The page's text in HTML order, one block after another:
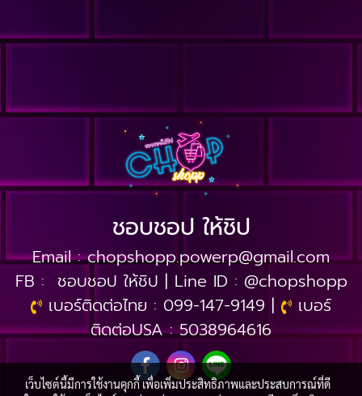
ชอบชอป ให้ชิป
Email :chopshopp.powerp@gmail.com
FB : ชอบชอป ให้ชิป | Line ID : @chopshopp
เบอร์ติดต่อไทย : 099-147-9149 |
เบอร์
ติดต่อUSA :5038964616
เว็บไซต์นี้มีการใช้งานคุกกี้ เพื่อเพิ่มประสิทธิภาพและประสบการณ์ที่ดี